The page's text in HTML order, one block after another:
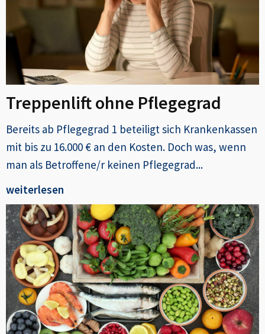
Treppenlift ohne Pflegegrad
Bereits ab Pflegegrad 1 beteiligt sich Krankenkassen
mit bis zu 16.000 € an den Kosten. Doch was, wenn
man als Betroffene/r keinen Pflegegrad...
weiterlesen